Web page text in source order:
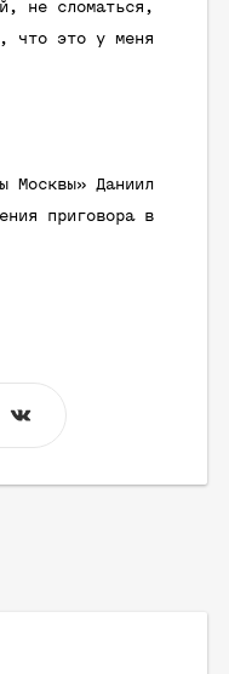
не сломаться,
что это у меня
Москвы» Даниил
приговора в